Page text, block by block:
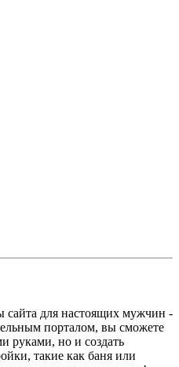
сайта для настоящих мужчин -
порталом, вы сможете
руками, но и создать
такие как баня или